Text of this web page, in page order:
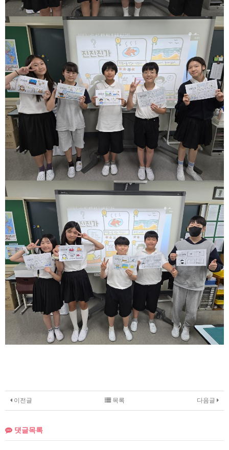
이전글 다음글
목록
댓글목록